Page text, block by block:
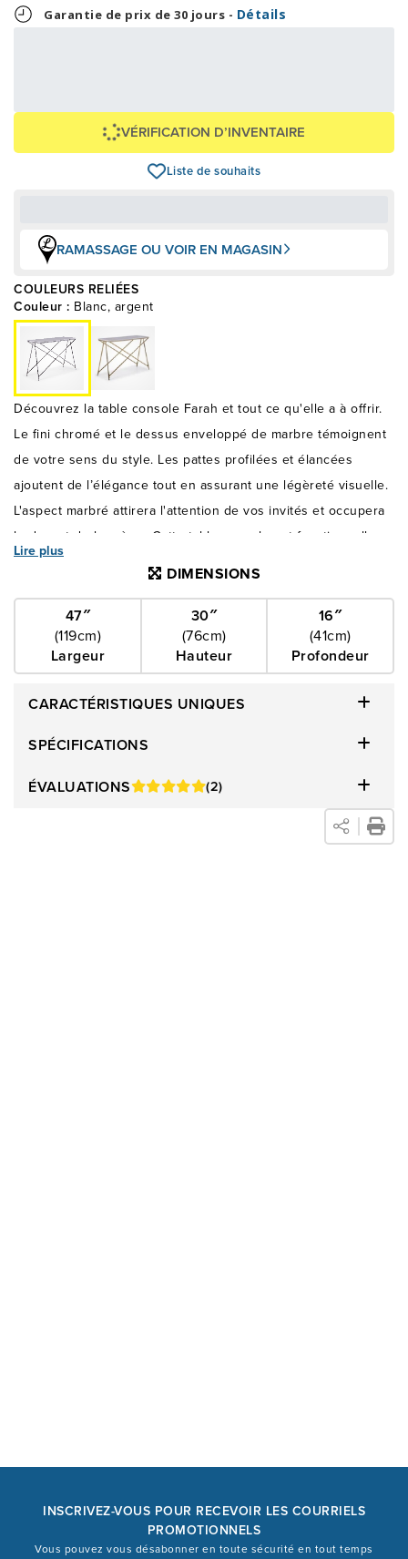
Garantie de prix de 30 jours - Détails
VÉRIFICATION D’INVENTAIRE
Liste de souhaits
RAMASSAGE OU VOIR EN MAGASIN
COULEURS RELIÉES
Couleur : Blanc, argent
Découvrez la table console Farah et tout ce qu'elle a à offrir.
Le fini chromé et le dessus enveloppé de marbre témoignent
de votre sens du style. Les pattes profilées et élancées
ajoutent de l’élégance tout en assurant une légèreté visuelle.
L'aspect marbré attirera l'attention de vos invités et occupera
le devant de la scène. Cette table console est fonctionnelle,
qu'il s'agisse d’y poser votre café ou d'exposer vos livres ou
toute sa splendeur. Avec un aspect moderne qui rehaussera
votre décoration intérieure, cet article incarne à la fois la
beauté et la praticité, laissez votre espace refléter la
excellent complément à votre intérieur et apportera une
touche intemporelle à votre espace.
Lire plus
DIMENSIONS
47″
(119cm)
Largeur
30″
(76cm)
Hauteur
16″
(41cm)
Profondeur
CARACTÉRISTIQUES UNIQUES
SPÉCIFICATIONS
ÉVALUATIONS
(2)
INSCRIVEZ-VOUS POUR RECEVOIR LES COURRIELS
PROMOTIONNELS
Vous pouvez vous désabonner en toute sécurité en tout temps